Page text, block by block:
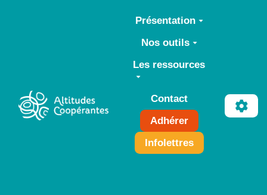
Aller au contenu principal
Présentation
Nos outils
Les ressources
Contact
Adhérer
Infolettres